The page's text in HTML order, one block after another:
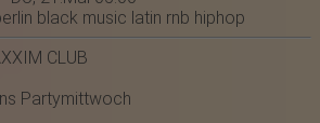
black music latin rnb hiphop
XIM CLUB
Partymittwoch